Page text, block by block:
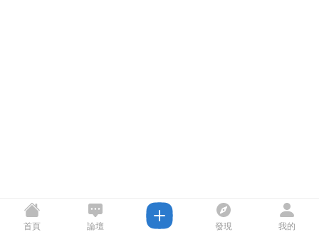
首頁 論壇 發現 我的